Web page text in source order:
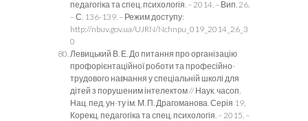
педагогіка та спец. психологія. – 2014. – Вип. 26.
– С. 136-139. – Режим доступу:
http://nbuv.gov.ua/UJRN/Nchnpu_019_2014_26_3
0
Левицький В. Е. До питання про організацію
профорієнтаційної роботи та професійно-
трудового навчання у спеціальній школі для
дітей з порушеним інтелектом // Наук. часоп.
Нац. пед. ун-ту ім. М. П. Драгоманова. Серія 19,
Корекц. педагогіка та спец. психологія. – 2015. –